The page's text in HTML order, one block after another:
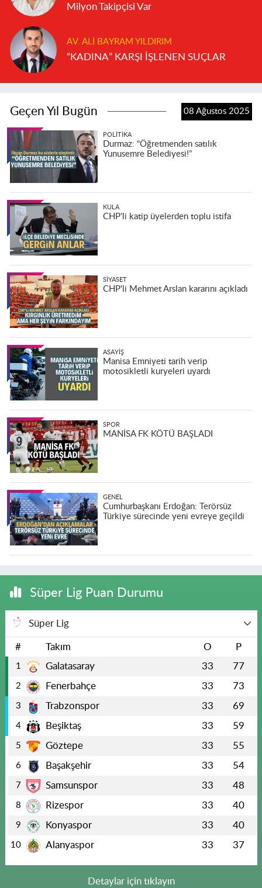
Milyon Takipçisi Var
AV. ALI BAYRAM YILDIRIM
“KADINA” KARŞI İŞLENEN SUÇLAR
Geçen Yıl Bugün 08 Ağustos 2025
POLITIKA
Durmaz: “Öğretmenden satılık
Yunusemre Belediyesi!”
KULA
CHP’li katip üyelerden toplu istifa
SIYASET
CHP'li Mehmet Arslan kararını açıkladı
ASAYIŞ
Manisa Emniyeti tarih verip
motosikletli kuryeleri uyardı
SPOR
MANİSA FK KÖTÜ BAŞLADI
GENEL
Cumhurbaşkanı Erdoğan: Terörsüz
Türkiye sürecinde yeni evreye geçildi
Süper Lig Puan Durumu
Süper Lig
# Takım O P
1 Galatasaray 33 77
2 Fenerbahçe 33 73
3 Trabzonspor 33 69
4 Beşiktaş 33 59
5 Göztepe 33 55
6 Başakşehir 33 54
7 Samsunspor 33 48
8 Rizespor 33 40
9 Konyaspor 33 40
10 Alanyaspor 33 37
Detaylar için tıklayın